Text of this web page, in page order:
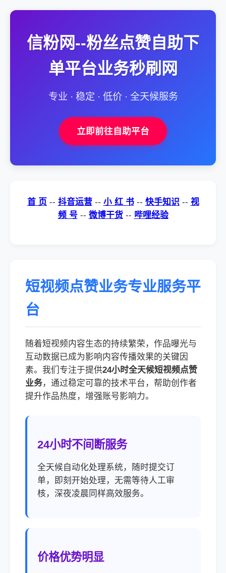
信粉网--粉丝点赞自助下
单平台业务秒刷网
专业 · 稳定 · 低价 · 全天候服务
立即前往自助平台
首 页 -- 抖音运营 -- 小 红 书 -- 快手知识 -- 视
频 号 -- 微博干货 -- 哔哩经验
短视频点赞业务专业服务平
台
随着短视频内容生态的持续繁荣，作品曝光与
互动数据已成为影响内容传播效果的关键因
素。我们专注于提供24小时全天候短视频点赞
业务，通过稳定可靠的技术平台，帮助创作者
提升作品热度，增强账号影响力。
24小时不间断服务
全天候自动化处理系统，随时提交订
单，即刻开始处理，无需等待人工审
核，深夜凌晨同样高效服务。
价格优势明显